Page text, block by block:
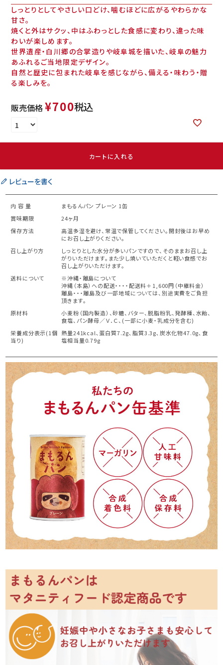
しっとりとしてやさしい口どけ、噛むほどに広がるやわらかな
甘さ。
焼くと外はサクッ、中はふわっとした食感に変わり、違った味
わいが楽しめます。
世界遺産・白川郷の合掌造りや岐阜城を描いた、岐阜の魅力
あふれるご当地限定デザイン。
自然と歴史に包まれた岐阜を感じながら、備える・味わう・贈
る楽しみを。
販売価格¥700税込
カートに入れる
レビューを書く
内 容 量
まもるんパン プレーン 1缶
賞味期限
24ヶ月
保存方法
高温多湿を避け、常温で保管してください。開封後はお早め
にお召し上がりください。
召し上がり方
しっとりとした水分が多いパンですので、そのままお召し上
がりいただけます。また少し焼いていただくと軽い食感でお
召し上がりいただけます。
送料について
※沖縄・離島について
沖縄（本島）への配送・・・・配送料＋1,600円（中継料金）
離島・・・離島及び一部地域については、別途実費をご負担
頂きます。
原材料
小麦粉（国内製造）、砂糖、バター、脱脂粉乳、発酵種、水飴、
食塩、パン酵母／Ｖ．Ｃ、(一部に小麦・乳成分を含む)
栄養成分表示(1個
当り)
熱量241kcal､蛋白質7.2g､脂質3.3g､炭水化物47.0g､食
塩相当量0.79g